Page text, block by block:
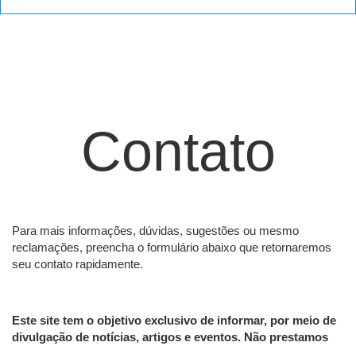
Contato
Para mais informações, dúvidas, sugestões ou mesmo
reclamações, preencha o formulário abaixo que retornaremos
seu contato rapidamente.
Este site tem o objetivo exclusivo de informar, por meio de
divulgação de notícias, artigos e eventos. Não prestamos